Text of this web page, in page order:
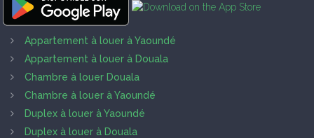
Appartement à louer à Yaoundé
Appartement à louer à Douala
Chambre à louer Douala
Chambre à louer à Yaoundé
Duplex à louer à Yaoundé
Duplex à louer à Douala